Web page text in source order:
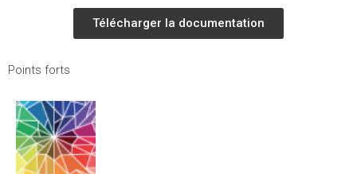
Télécharger la documentation
Points forts